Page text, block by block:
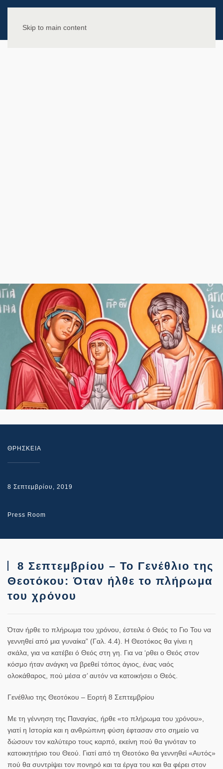
Skip to main content
ΘΡΗΣΚΕΙΑ
8 Σεπτεμβρίου, 2019
Press Room
8 Σεπτεμβρίου – Το Γενέθλιο της
Θεοτόκου: Όταν ήλθε το πλήρωμα
του χρόνου
Όταν ήρθε το πλήρωμα του χρόνου, έστειλε ό Θεός το Γιο Του να
γεννηθεί από μια γυναίκα” (Γαλ. 4.4). Η Θεοτόκος θα γίνει η
σκάλα, για να κατέβει ό Θεός στη γη. Για να ‘ρθει ο Θεός στον
κόσμο ήταν ανάγκη να βρεθεί τόπος άγιος, ένας ναός
ολοκάθαρος, πού μέσα σ’ αυτόν να κατοικήσει ο Θεός.
Γενέθλιο της Θεοτόκου – Εορτή 8 Σεπτεμβρίου
Με τη γέννηση της Παναγίας , ήρθε «το πλήρωμα του χρόνου»,
γιατί η Ιστορία και η ανθρώπινη φύση έφτασαν στο σημείο να
δώσουν τον καλύτερο τους καρπό, εκείνη πού θα γινόταν το
κατοικητήριο του Θεού. Γιατί από τη Θεοτόκο θα γεννηθεί «Αυτός»
πού θα συντρίψει τον πονηρό και τα έργα του και θα φέρει στον